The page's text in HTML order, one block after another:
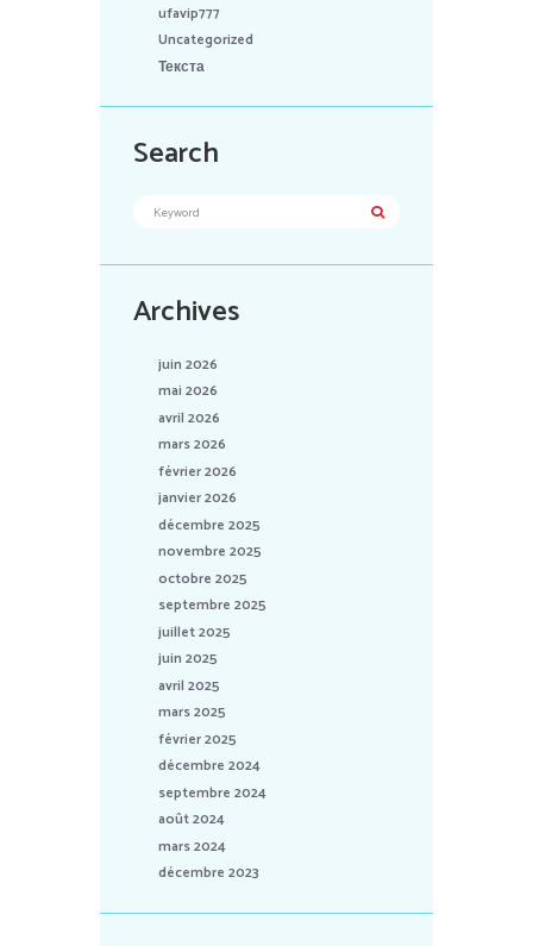
ufavip777
Uncategorized
Текста
Search
Archives
juin 2026
mai 2026
avril 2026
mars 2026
février 2026
janvier 2026
décembre 2025
novembre 2025
octobre 2025
septembre 2025
juillet 2025
juin 2025
avril 2025
mars 2025
février 2025
décembre 2024
septembre 2024
août 2024
mars 2024
décembre 2023